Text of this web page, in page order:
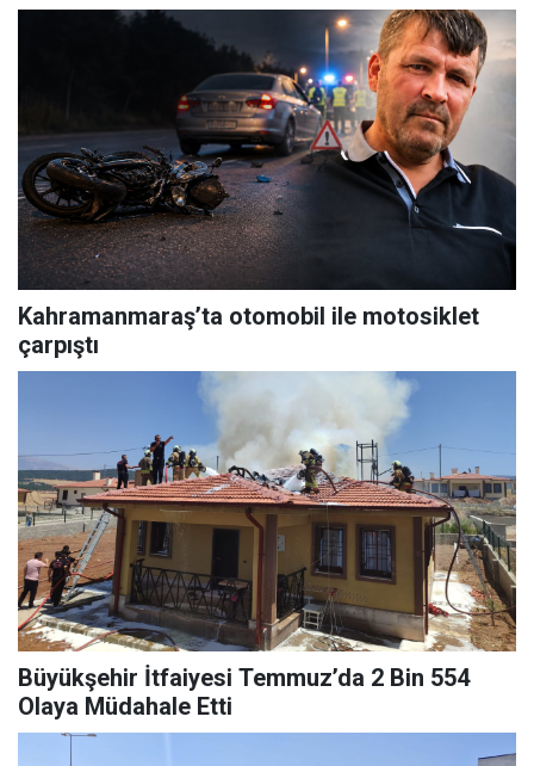
Kahramanmaraş’ta otomobil ile motosiklet
çarpıştı
Büyükşehir İtfaiyesi Temmuz’da 2 Bin 554
Olaya Müdahale Etti